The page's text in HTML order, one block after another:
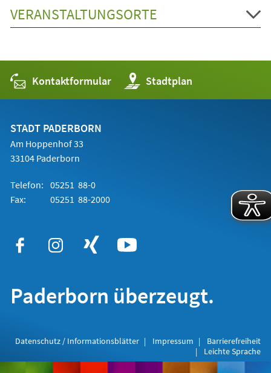
VERANSTALTUNGSORTE
Kontaktformular Stadtplan
(Öffnet
in
einem
STADT PADERBORN
Am Hoppenhof 33
33104 Paderborn
Telefon: 05251 88-0
Fax:
05251 88-2000
Paderborn überzeugt.
Datenschutz / Informationsblätter Impressum
Barrierefreiheit
Leichte Sprache